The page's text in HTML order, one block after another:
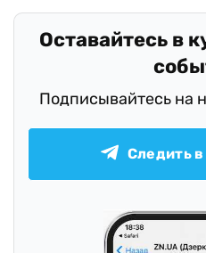
Оставайтесь в
Подписывайтесь на
Следить